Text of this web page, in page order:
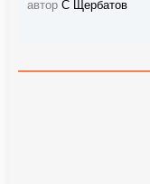
автор С Щербатов